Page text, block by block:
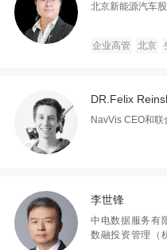
北京新能源汽车
企业高管 北京
DR.Felix
NavVis CEO和联
李世锋
中电数据服务有
数融投资管理（